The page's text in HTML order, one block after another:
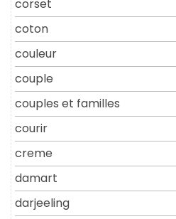
corset
coton
couleur
couple
couples et familles
courir
creme
damart
darjeeling